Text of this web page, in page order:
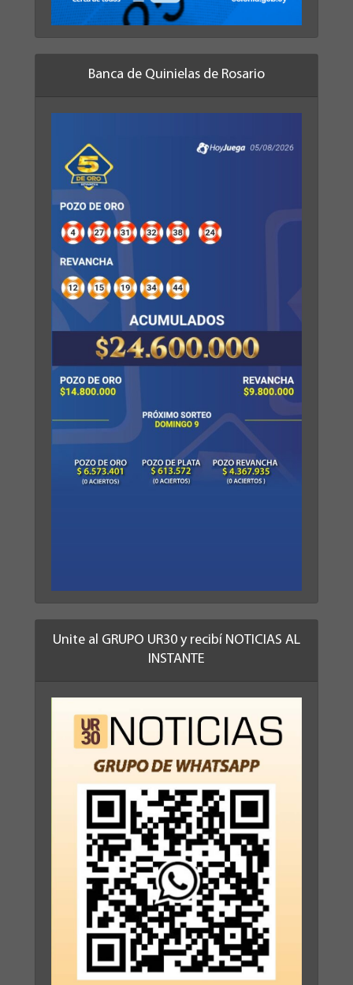
Banca de Quinielas de Rosario
Unite al GRUPO UR30 y recibí NOTICIAS AL
INSTANTE